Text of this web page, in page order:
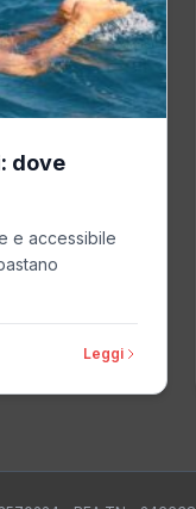
dove
e accessibile
Leggi